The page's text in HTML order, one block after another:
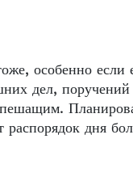
особенно если
дел,
дня